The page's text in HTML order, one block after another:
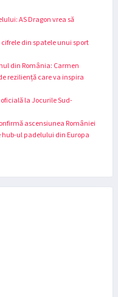
AS Dragon vrea să
din spatele unui sport
din România: Carmen
reziliență care va inspira
la Jocurile Sud-
ascensiunea României
ul padelului din Europa